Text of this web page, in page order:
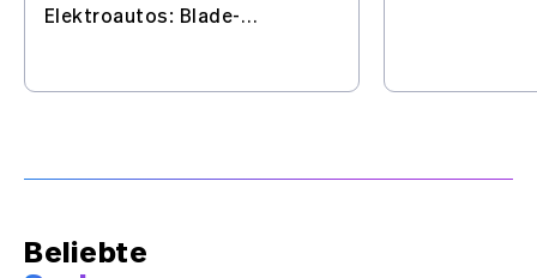
Elektroautos: Blade-
Beliebte